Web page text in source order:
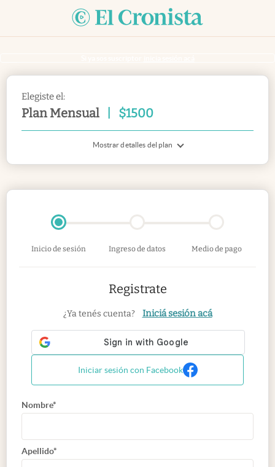
Elegiste el:
Plan Mensual $1500
Mostrar detalles del plan
Inicio de sesión Ingreso de datos Medio de pago
Registrate
¿Ya tenés cuenta? Iniciá sesión acá
Iniciar sesión con Facebook
Nombre*
Apellido*